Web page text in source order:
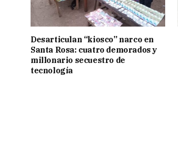
Desarticulan “kiosco” narco en
Santa Rosa: cuatro demorados y
millonario secuestro de
tecnología